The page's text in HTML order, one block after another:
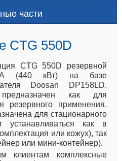
части
CTG 550D
CTG 550D резервной
(440 кВт) на базе
Doosan DP158LD.
как для
резервного применения.
для стационарного
как в
или кожух), так
или мини-контейнер).
клиентам комплексные